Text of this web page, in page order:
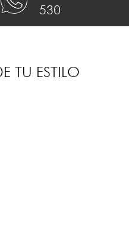
530
TU ESTILO